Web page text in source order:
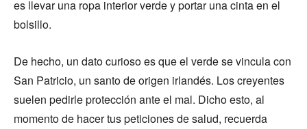
es llevar una ropa interior verde y portar una cinta en el
bolsillo.
De hecho, un dato curioso es que el verde se vincula con
San Patricio, un santo de origen irlandés. Los creyentes
suelen pedirle protección ante el mal. Dicho esto, al
momento de hacer tus peticiones de salud, recuerda